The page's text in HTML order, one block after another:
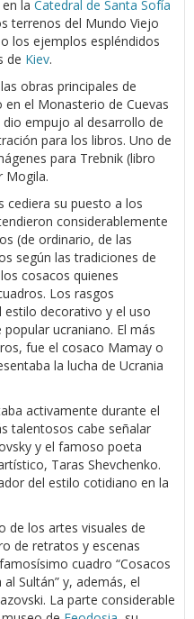
la Catedral de Santa Sofía
terrenos del Mundo Viejo
los ejemplos espléndidos
de Kiev.
obras principales de
en el Monasterio de Cuevas
empujo al desarrollo de
para los libros. Uno de
para Trebnik (libro
Mogila.
cediera su puesto a los
considerablemente
(de ordinario, de las
según las tradiciones de
cosacos quienes
Los rasgos
estilo decorativo y el uso
ucraniano. El más
fue el cosaco Mamay o
la lucha de Ucrania
activamente durante el
talentosos cabe señalar
y el famoso poeta
Taras Shevchenko.
del estilo cotidiano en la
de los artes visuales de
de retratos y escenas
cuadro “Cosacos
Sultán” y, además, el
La parte considerable